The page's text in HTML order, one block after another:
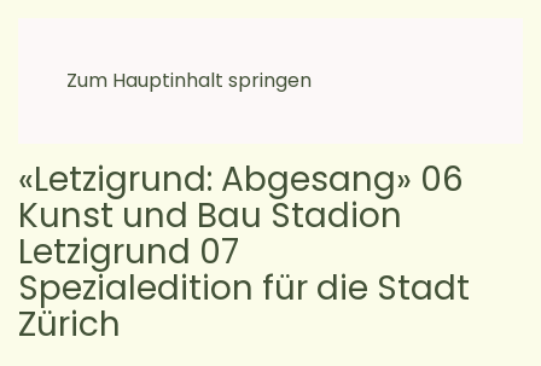
Zum Hauptinhalt springen
Auszeit
«Letzigrund: Abgesang» 06
Kunst und Bau Stadion
Letzigrund 07
Spezialedition für die Stadt
Zürich